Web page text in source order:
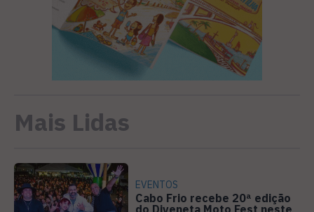
Mais Lidas
EVENTOS
Cabo Frio recebe 20ª edição
do Diveneta Moto Fest neste